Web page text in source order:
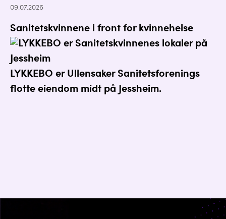
09.07.2026
Sanitetskvinnene i front for kvinnehelse
LYKKEBO er Ullensaker Sanitetsforenings
flotte eiendom midt på Jessheim.